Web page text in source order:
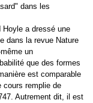
dans les
Hoyle a dressé une
dans la revue Nature
un
que des formes
est comparable
cours remplie de
Autrement dit, il est